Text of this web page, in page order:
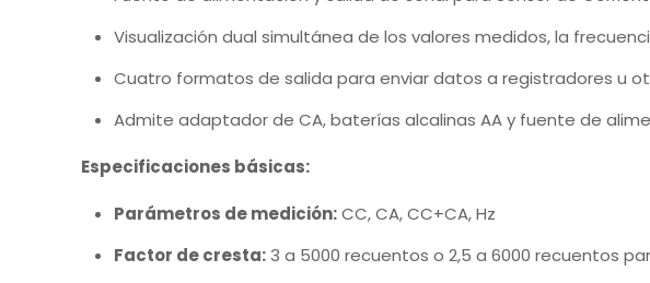
Visualización dual simultánea de los valores medidos, la
Cuatro formatos de salida para enviar datos a registradores u
Admite adaptador de CA, baterías alcalinas AA y fuente de
Especificaciones básicas:
Parámetros de medición:CC, CA, CC+CA, Hz
Factor de cresta:3 a 5000 recuentos o 2,5 a 6000 recuentos